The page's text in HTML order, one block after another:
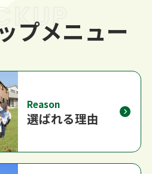
プメニュー
Reason
選ばれる理由